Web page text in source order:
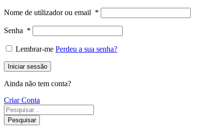
Nome de utilizador ou email *
Senha *
Lembrar-me Perdeu a sua senha?
Iniciar sessão
Ainda não tem conta?
Criar Conta
Pesquisar